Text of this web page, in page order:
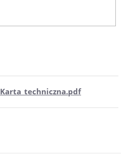
Karta_techniczna.pdf